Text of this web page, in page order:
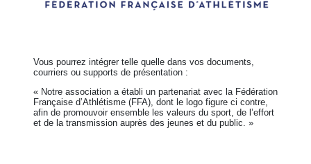
Vous pourrez intégrer telle quelle dans vos documents,
courriers ou supports de présentation :
« Notre association a établi un partenariat avec la Fédération
Française d’Athlétisme (FFA), dont le logo figure ci contre,
afin de promouvoir ensemble les valeurs du sport, de l’effort
et de la transmission auprès des jeunes et du public. »